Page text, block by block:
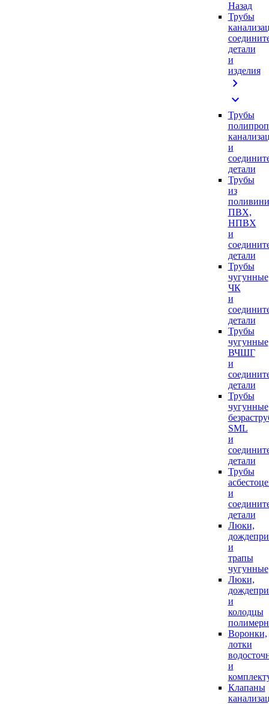
Назад
Трубы
детали
и
изделия
chevron_right
expand_more
Трубы
и
детали
Трубы
из
ПВХ,
НПВХ
и
детали
Трубы
чугунные
ЧК
и
детали
Трубы
чугунные
ВЧШГ
и
детали
Трубы
чугунные
SML
и
детали
Трубы
и
детали
Люки,
и
трапы
чугунные
Люки,
и
колодцы
Воронки,
лотки
и
Клапаны